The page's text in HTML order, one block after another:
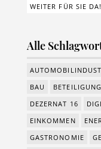
WEITER FÜR SIE DA!
Alle
BAU
BETEILIGUNG
DEZERNAT 16
EINKOMMEN
GASTRONOMIE